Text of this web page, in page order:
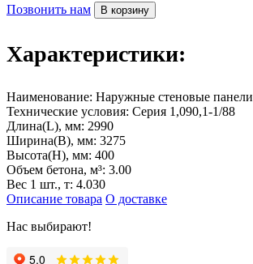
Позвонить нам В корзину
Характеристики:
Наименование: Наружные стеновые панели
Технические условия: Серия 1,090,1-1/88
Длина(L), мм: 2990
Ширина(B), мм: 3275
Высота(H), мм: 400
Объем бетона, м³: 3.00
Вес 1 шт., т: 4.030
Описание товара О доставке
Нас выбирают!